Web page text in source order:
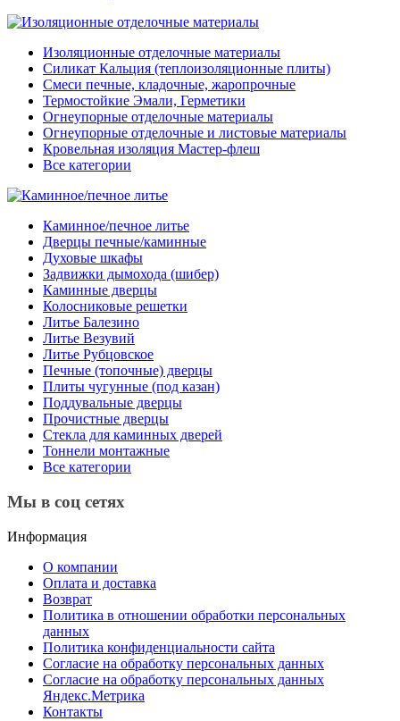
Изоляционные отделочные материалы
Силикат Кальция (теплоизоляционные плиты)
Смеси печные, кладочные, жаропрочные
Термостойкие Эмали, Герметики
Огнеупорные отделочные материалы
Огнеупорные отделочные и листовые материалы
Кровельная изоляция Мастер-флеш
Все категории
Каминное/печное литье
Дверцы печные/каминные
Духовые шкафы
Задвижки дымохода (шибер)
Каминные дверцы
Колосниковые решетки
Литье Балезино
Литье Везувий
Литье Рубцовское
Печные (топочные) дверцы
Плиты чугунные (под казан)
Поддувальные дверцы
Прочистные дверцы
Стекла для каминных дверей
Тоннели монтажные
Все категории
Мы в соц сетях
Информация
О компании
Оплата и доставка
Возврат
Политика в отношении обработки персональных
данных
Политика конфиденциальности сайта
Согласие на обработку персональных данных
Согласие на обработку персональных данных
Яндекс.Метрика
Контакты